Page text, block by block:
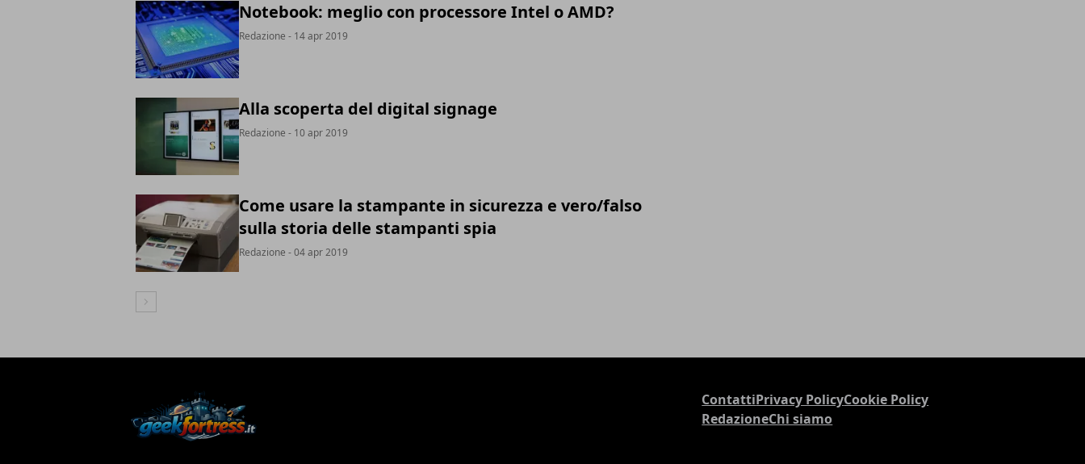
Notebook: meglio con processore Intel o AMD?
Redazione - 14 apr 2019
Alla scoperta del digital signage
Redazione - 10 apr 2019
Come usare la stampante in sicurezza e vero/falso
sulla storia delle stampanti spia
Redazione - 04 apr 2019
Articolo Successivo
ContattiPrivacy PolicyCookie Policy
RedazioneChi siamo